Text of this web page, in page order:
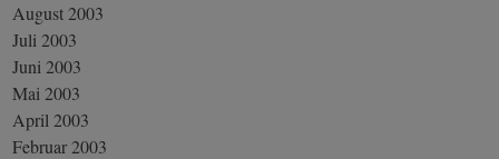
August 2003
Juli 2003
Juni 2003
Mai 2003
April 2003
Februar 2003